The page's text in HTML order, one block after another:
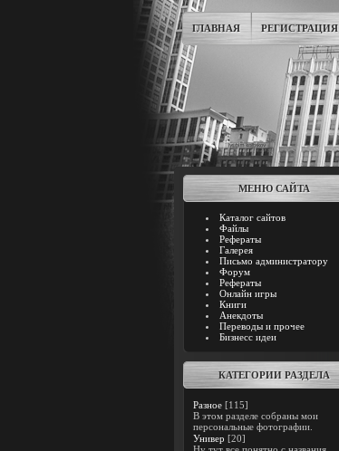
ГЛАВНАЯ РЕГИСТРАЦИЯ
МЕНЮ САЙТА
Каталог сайтов
Файлы
Рефераты
Галерея
Письмо администратору
Форум
Рефераты
Онлайн игры
Книги
Анекдоты
Переводы и прочее
Бизнесс идеи
КАТЕГОРИИ РАЗДЕЛА
Разное [115]
В этом разделе собраны мои
персональные фотографии.
Универ [20]